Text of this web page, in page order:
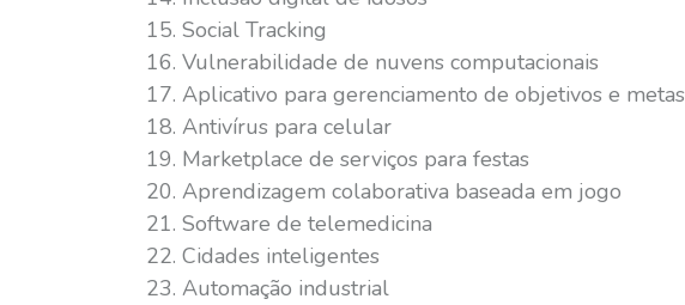
Social Tracking
Vulnerabilidade de nuvens computacionais
Aplicativo para gerenciamento de objetivos e metas
Antivírus para celular
Marketplace de serviços para festas
Aprendizagem colaborativa baseada em jogo
Software de telemedicina
Cidades inteligentes
Automação industrial